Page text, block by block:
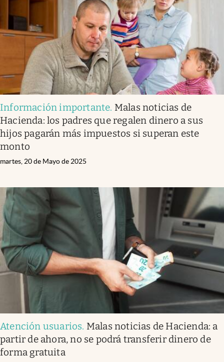
Información importante. Malas noticias de
Hacienda: los padres que regalen dinero a sus
hijos pagarán más impuestos si superan este
monto
martes, 20 de Mayo de 2025
Atención usuarios. Malas noticias de Hacienda: a
partir de ahora, no se podrá transferir dinero de
forma gratuita